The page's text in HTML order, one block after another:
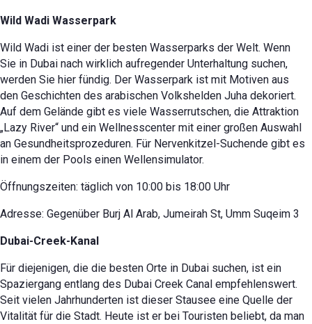
Wild Wadi Wasserpark
Wild Wadi ist einer der besten Wasserparks der Welt. Wenn
Sie in Dubai nach wirklich aufregender Unterhaltung suchen,
werden Sie hier fündig. Der Wasserpark ist mit Motiven aus
den Geschichten des arabischen Volkshelden Juha dekoriert.
Auf dem Gelände gibt es viele Wasserrutschen, die Attraktion
„Lazy River“ und ein Wellnesscenter mit einer großen Auswahl
an Gesundheitsprozeduren. Für Nervenkitzel-Suchende gibt es
in einem der Pools einen Wellensimulator.
Öffnungszeiten: täglich von 10:00 bis 18:00 Uhr
Adresse: Gegenüber Burj Al Arab, Jumeirah St, Umm Suqeim 3
Dubai-Creek-Kanal
Für diejenigen, die die besten Orte in Dubai suchen, ist ein
Spaziergang entlang des Dubai Creek Canal empfehlenswert.
Seit vielen Jahrhunderten ist dieser Stausee eine Quelle der
Vitalität für die Stadt. Heute ist er bei Touristen beliebt, da man